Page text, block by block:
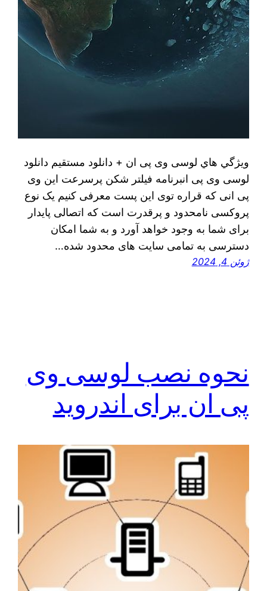
ويژگي هاي لوسی وی پی ان + دانلود مستقیم دانلود
لوسی وی پی انبرنامه فیلتر شکن پرسرعت این وی
پی انی که قراره توی اين پست معرفی کنیم یک نوع
پروکسی نامحدود و پرقدرت است که اتصالی پایدار
برای شما به وجود خواهد آورد و به شما امکان
دسترسی به تمامی سایت های محدود شده…
ژوئن 4, 2024
نحوه نصب لوسی وی
پی ان برای اندروید